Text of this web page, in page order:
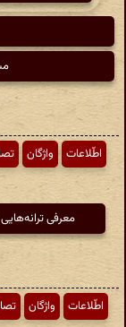
اطّلاعات واژگان
معرفی
اطّلاعات واژگان